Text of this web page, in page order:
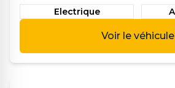
Electrique
Voir le véhicule